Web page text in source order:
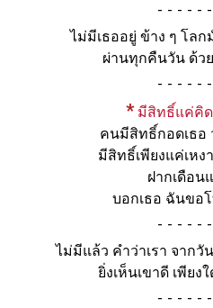
-
ไม่มีเธออยู่ ข้าง ๆ โล
ผ่านทุกคืนวัน ด้ว
-
* มีสิทธิ์แค่คิ
คนมีสิทธิ์กอดเธอ
มีสิทธิ์เพียงแค่เหงา
ฝากเดือน
บอกเธอ ฉันขอ
-
ไม่มีแล้ว คำว่าเรา จากวั
ยิ่งเห็นเขาดี เพียง
-